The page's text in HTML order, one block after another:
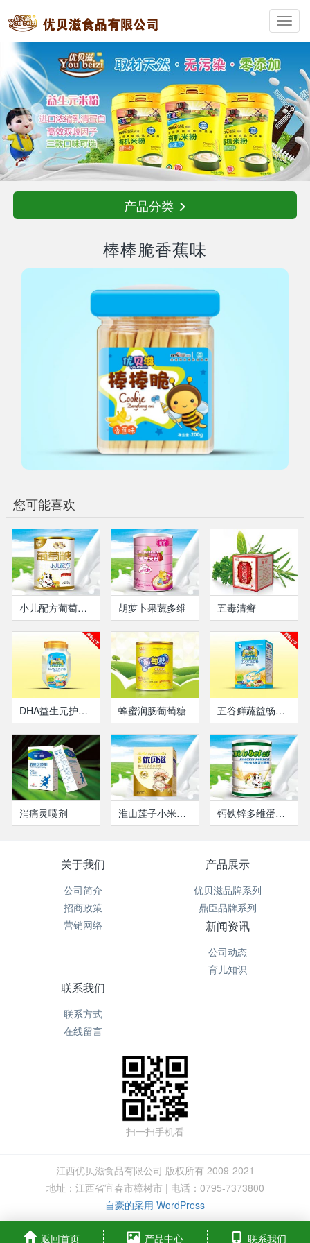
产品分类
棒棒脆香蕉味
您可能喜欢
小儿配方葡萄糖（瓶装） 胡萝卜果蔬多维 五毒清癣
DHA益生元护畅营养米粉（罐装） 蜂蜜润肠葡萄糖 五谷鲜蔬益畅营养米粉-盒装
消痛灵喷剂 淮山莲子小米米粉(盒装） 钙铁锌多维蛋白质粉
关于我们
公司简介
招商政策
营销网络
产品展示
优贝滋品牌系列
鼎臣品牌系列
新闻资讯
公司动态
育儿知识
联系我们
联系方式
在线留言
扫一扫手机看
江西优贝滋食品有限公司 版权所有 2009-2021
地址：江西省宜春市樟树市 | 电话：0795-7373800
自豪的采用 WordPress
返回首页 产品中心 联系我们